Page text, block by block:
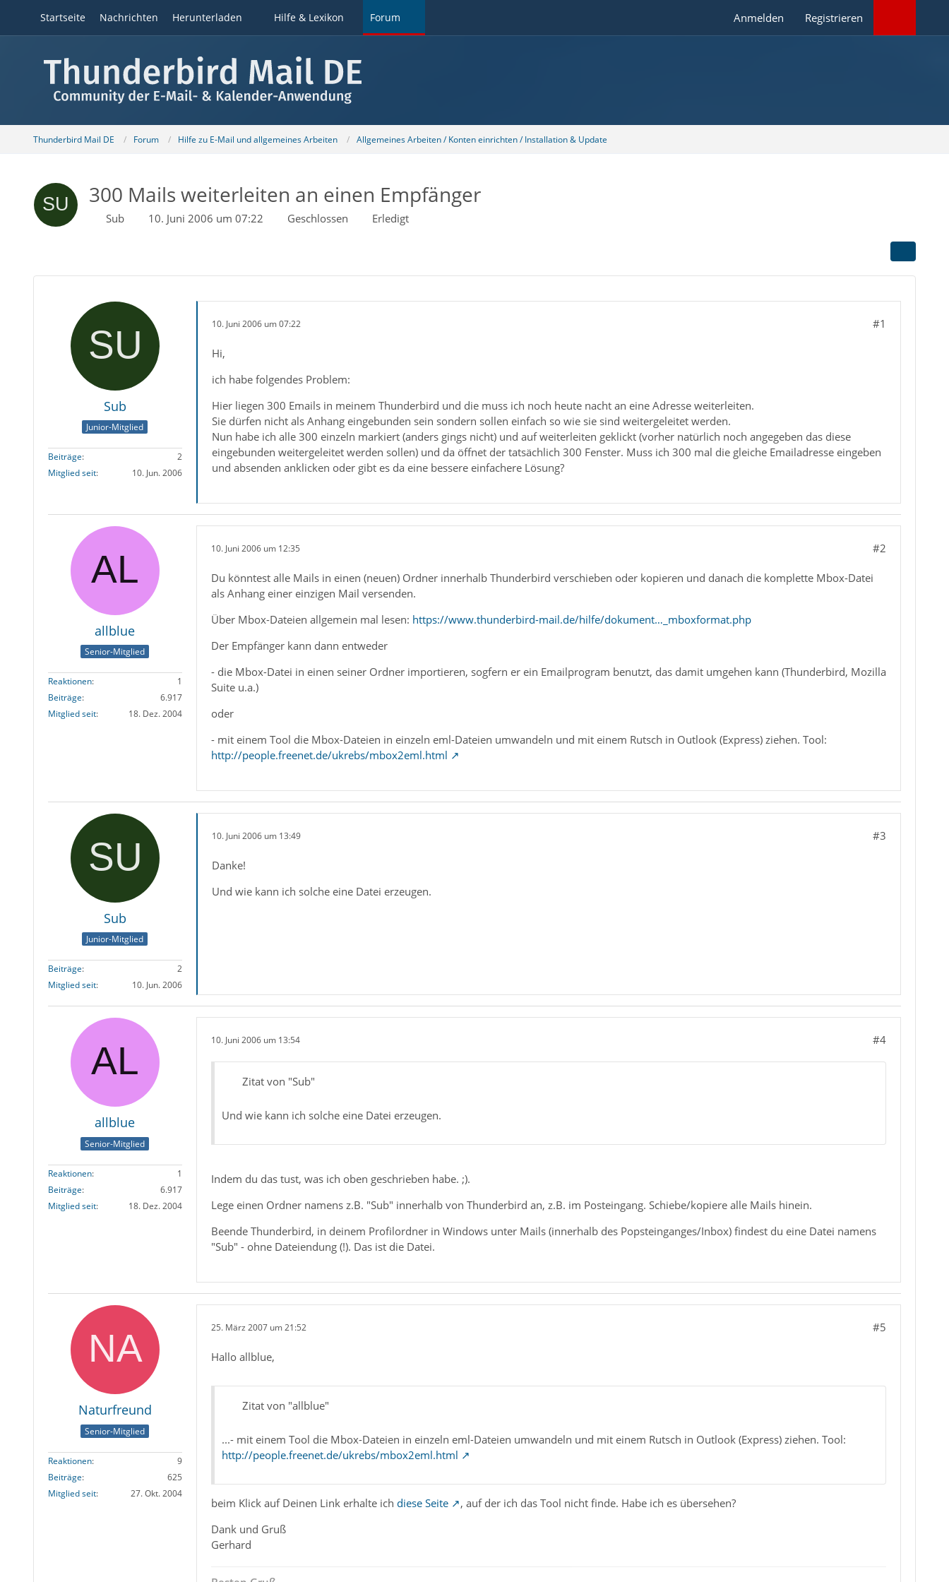
Startseite Nachrichten Herunterladen Hilfe & Lexikon Forum Anmelden Registrieren
Thunderbird Mail DE Forum Hilfe zu E-Mail und allgemeines Arbeiten Allgemeines Arbeiten / Konten einrichten / Installation & Update
300 Mails weiterleiten an einen Empfänger
Sub 10. Juni 2006 um 07:22 Geschlossen Erledigt
Sub
Junior-Mitglied
Beiträge
2
Mitglied seit
10. Jun. 2006
10. Juni 2006 um 07:22 #1
Hi,
ich habe folgendes Problem:
Hier liegen 300 Emails in meinem Thunderbird und die muss ich noch heute nacht an eine Adresse weiterleiten.
Sie dürfen nicht als Anhang eingebunden sein sondern sollen einfach so wie sie sind weitergeleitet werden.
Nun habe ich alle 300 einzeln markiert (anders gings nicht) und auf weiterleiten geklickt (vorher natürlich noch angegeben das diese
eingebunden weitergeleitet werden sollen) und da öffnet der tatsächlich 300 Fenster. Muss ich 300 mal die gleiche Emailadresse eingeben
und absenden anklicken oder gibt es da eine bessere einfachere Lösung?
allblue
Senior-Mitglied
Reaktionen
1
Beiträge
6.917
Mitglied seit
18. Dez. 2004
10. Juni 2006 um 12:35 #2
Du könntest alle Mails in einen (neuen) Ordner innerhalb Thunderbird verschieben oder kopieren und danach die komplette Mbox-Datei
als Anhang einer einzigen Mail versenden.
Über Mbox-Dateien allgemein mal lesen: https://www.thunderbird-mail.de/hilfe/dokument…_mboxformat.php
Der Empfänger kann dann entweder
- die Mbox-Datei in einen seiner Ordner importieren, sogfern er ein Emailprogram benutzt, das damit umgehen kann (Thunderbird, Mozilla
Suite u.a.)
oder
- mit einem Tool die Mbox-Dateien in einzeln eml-Dateien umwandeln und mit einem Rutsch in Outlook (Express) ziehen. Tool:
http://people.freenet.de/ukrebs/mbox2eml.html
Sub
Junior-Mitglied
Beiträge
2
Mitglied seit
10. Jun. 2006
10. Juni 2006 um 13:49 #3
Danke!
Und wie kann ich solche eine Datei erzeugen.
allblue
Senior-Mitglied
Reaktionen
1
Beiträge
6.917
Mitglied seit
18. Dez. 2004
10. Juni 2006 um 13:54 #4
Zitat von "Sub"
Und wie kann ich solche eine Datei erzeugen.
Indem du das tust, was ich oben geschrieben habe. ;).
Lege einen Ordner namens z.B. "Sub" innerhalb von Thunderbird an, z.B. im Posteingang. Schiebe/kopiere alle Mails hinein.
Beende Thunderbird, in deinem Profilordner in Windows unter Mails (innerhalb des Popsteinganges/Inbox) findest du eine Datei namens
"Sub" - ohne Dateiendung (!). Das ist die Datei.
Naturfreund
Senior-Mitglied
Reaktionen
9
Beiträge
625
Mitglied seit
27. Okt. 2004
25. März 2007 um 21:52 #5
Hallo allblue,
Zitat von "allblue"
...- mit einem Tool die Mbox-Dateien in einzeln eml-Dateien umwandeln und mit einem Rutsch in Outlook (Express) ziehen. Tool:
http://people.freenet.de/ukrebs/mbox2eml.html
beim Klick auf Deinen Link erhalte ich diese Seite
, auf der ich das Tool nicht finde. Habe ich es übersehen?
Dank und Gruß
Gerhard